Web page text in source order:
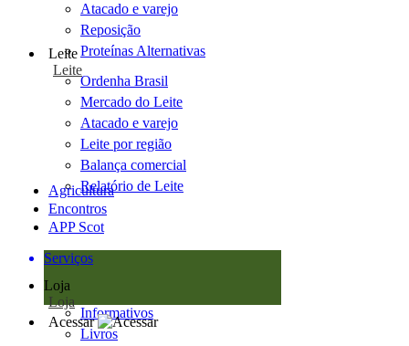
Atacado e varejo
Reposição
Proteínas Alternativas
Leite
Leite
Ordenha Brasil
Mercado do Leite
Atacado e varejo
Leite por região
Balança comercial
Relatório de Leite
Agricultura
Encontros
APP Scot
Serviços
Loja
Loja
Informativos
Livros
Acessar